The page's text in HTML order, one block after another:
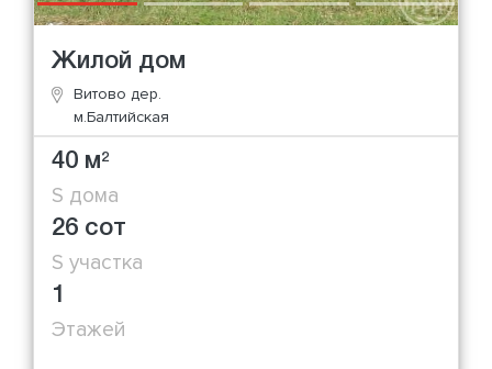
Жилой дом
Витово дер.
м.Балтийская
40 м2
S дома
26 сот
S участка
1
Этажей